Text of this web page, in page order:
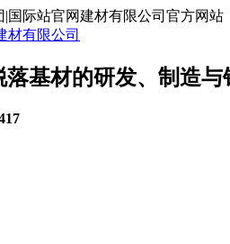
国际站官网建材有限公司官方网站
落基材的研发、制造与